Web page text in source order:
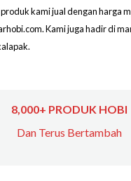
kami jual dengan harga
Kami juga hadir di
8,000+ PRODUK HOBI
Dan Terus Bertambah